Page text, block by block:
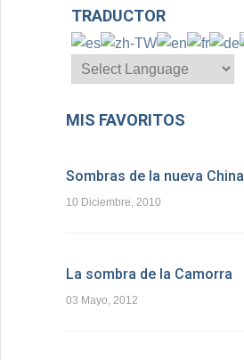
TRADUCTOR
MIS FAVORITOS
Sombras de la nueva China
10 Diciembre, 2010
La sombra de la Camorra
03 Mayo, 2012